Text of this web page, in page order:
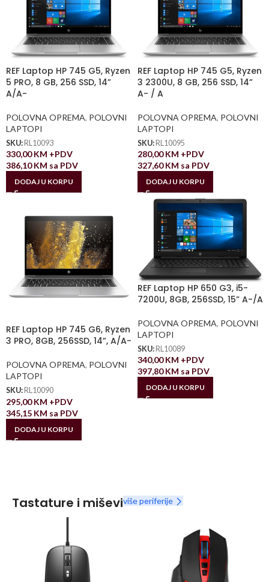
REF Laptop HP 745 G5, Ryzen
5 PRO, 8 GB, 256 SSD, 14”
A/A-
POLOVNA OPREMA, POLOVNI
LAPTOPI
SKU: RL10093
330,00KM +PDV
386,10KM sa PDV
DODAJ U KORPU
REF Laptop HP 745 G5, Ryzen
3 2300U, 8 GB, 256 SSD, 14”
A- / A
POLOVNA OPREMA, POLOVNI
LAPTOPI
SKU: RL10095
280,00KM +PDV
327,60KM sa PDV
DODAJ U KORPU
REF Laptop HP 745 G6, Ryzen
3 PRO, 8GB, 256SSD, 14”, A/A-
POLOVNA OPREMA, POLOVNI
LAPTOPI
SKU: RL10090
295,00KM +PDV
345,15 KM sa PDV
DODAJ U KORPU
REF Laptop HP 650 G3, i5-
7200U, 8GB, 256SSD, 15” A-/A
POLOVNA OPREMA, POLOVNI
LAPTOPI
SKU: RL10089
340,00KM +PDV
397,80KM sa PDV
DODAJ U KORPU
Tastature i miševiviše periferije